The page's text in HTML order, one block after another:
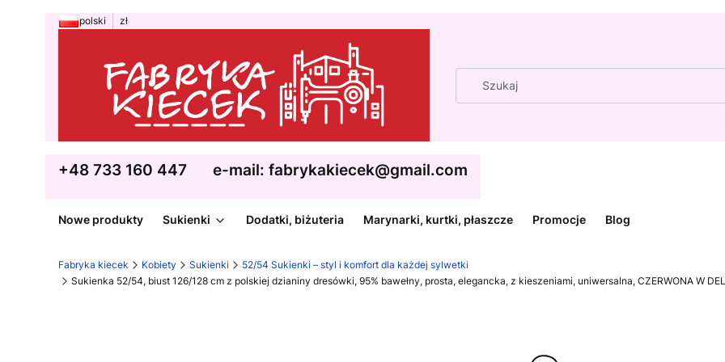
polski zł
+48 733 160 447 e-mail: fabrykakiecek@gmail.com
Nowe produkty Sukienki Dodatki, biżuteria Marynarki, kurtki, płaszcze Promocje Blog
Fabryka kiecek Kobiety Sukienki
52/54 Sukienki – styl i komfort dla każdej sylwetki
Sukienka 52/54, biust 126/128 cm z polskiej dzianiny dresówki, 95% bawełny, prosta, elegancka, z kieszeniami, uniwersalna, CZERWONA W